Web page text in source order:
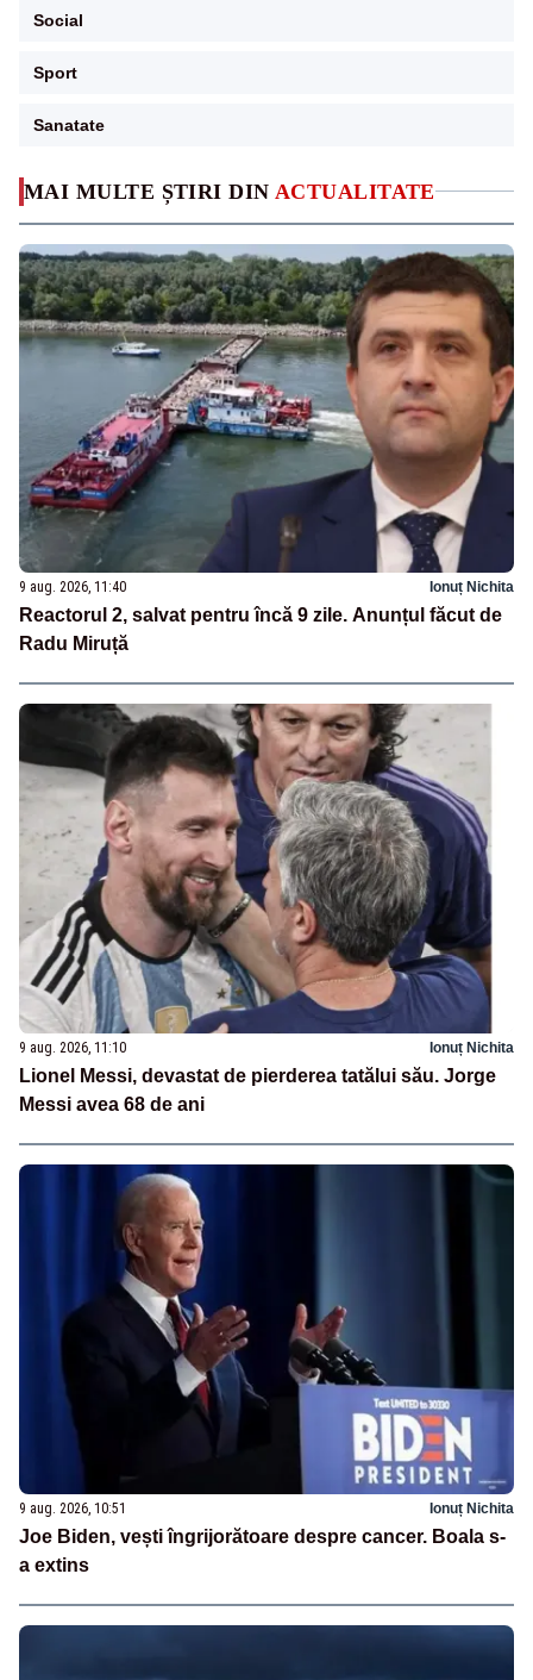
MAI MULTE ȘTIRI DIN ACTUALITATE
9 aug. 2026, 11:40 Ionuț Nichita
Reactorul 2, salvat pentru încă 9 zile. Anunțul făcut de
Radu Miruță
9 aug. 2026, 11:10 Ionuț Nichita
Lionel Messi, devastat de pierderea tatălui său. Jorge
Messi avea 68 de ani
9 aug. 2026, 10:51 Ionuț Nichita
Joe Biden, vești îngrijorătoare despre cancer. Boala s-
a extins
Social
Sport
Sanatate